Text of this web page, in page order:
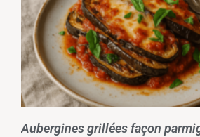
Aubergines grillées façon